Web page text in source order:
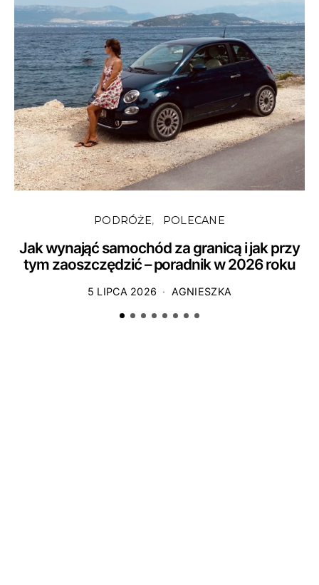
PODRÓŻE POLECANE
Jak wynająć samochód za granicą i jak przy
tym zaoszczędzić – poradnik w 2026 roku
5 LIPCA 2026 AGNIESZKA